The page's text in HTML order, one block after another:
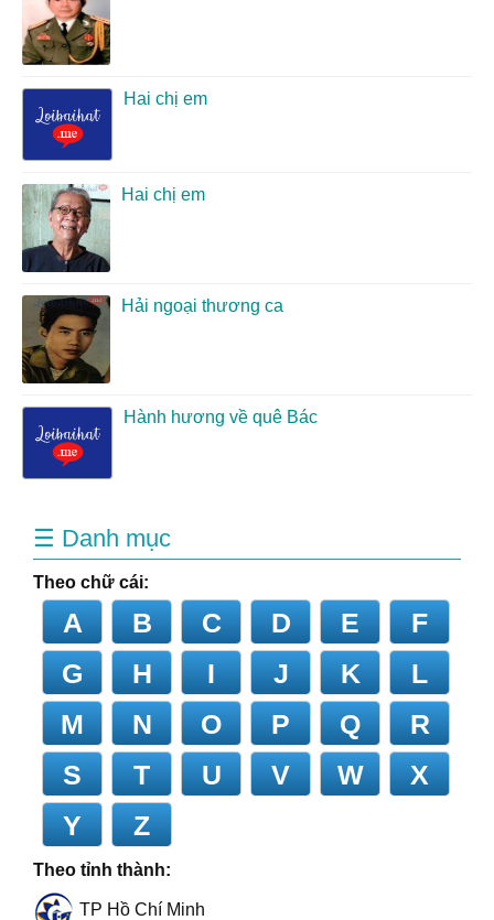
Hai chị em
Hai chị em
Hải ngoại thương ca
Hành hương về quê Bác
☰ Danh mục
Theo chữ cái:
A B C D E
F
G
H I J K
L
M
N O P Q
R
S
T U V W
X
Y
Z
Theo tỉnh thành:
TP Hồ Chí Minh